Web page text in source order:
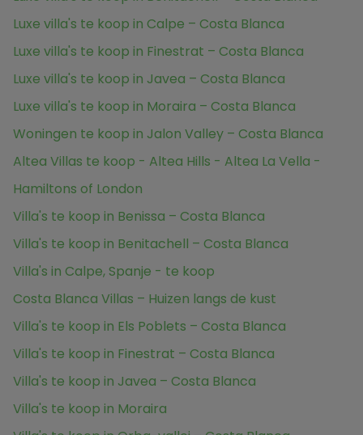
Luxe villa's te koop in Calpe – Costa Blanca
Luxe villa's te koop in Finestrat – Costa Blanca
Luxe villa's te koop in Javea – Costa Blanca
Luxe villa's te koop in Moraira – Costa Blanca
Woningen te koop in Jalon Valley – Costa Blanca
Altea Villas te koop - Altea Hills - Altea La Vella -
Hamiltons of London
Villa's te koop in Benissa – Costa Blanca
Villa's te koop in Benitachell – Costa Blanca
Villa's in Calpe, Spanje - te koop
Costa Blanca Villas – Huizen langs de kust
Villa's te koop in Els Poblets – Costa Blanca
Villa's te koop in Finestrat – Costa Blanca
Villa's te koop in Javea – Costa Blanca
Villa's te koop in Moraira